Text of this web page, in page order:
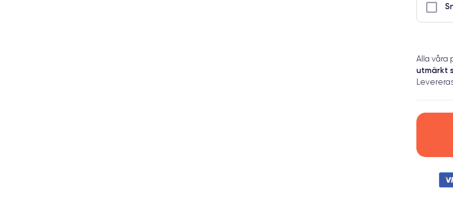
Alla våra
utmärkt